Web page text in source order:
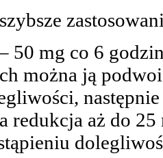
50 mg co 6
można ją
redukcja aż do